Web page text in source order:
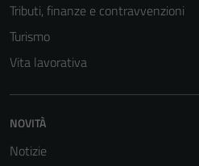
Tributi, finanze e contravvenzioni
Turismo
Vita lavorativa
NOVITÀ
Notizie